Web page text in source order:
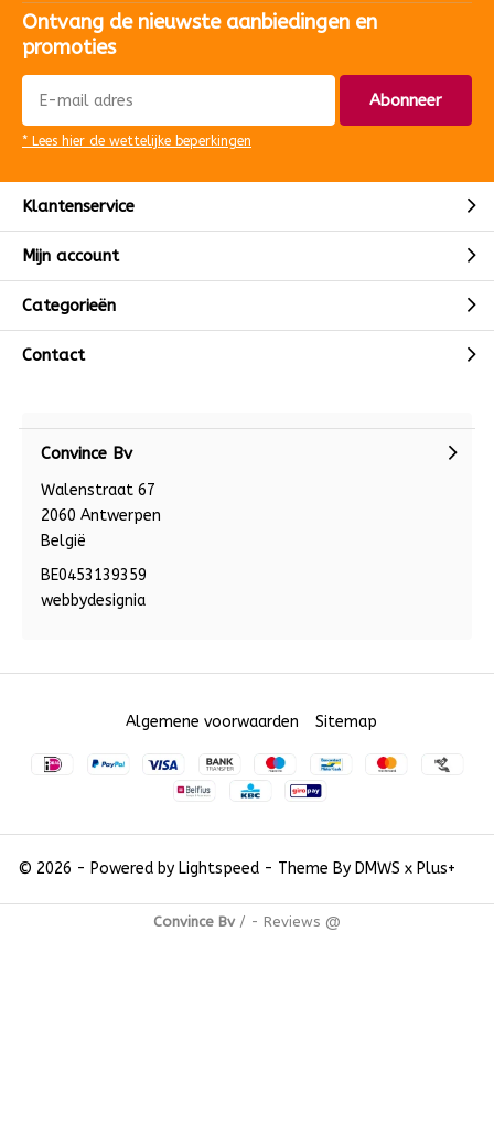
Ontvang de nieuwste aanbiedingen en
promoties
Abonneer
* Lees hier de wettelijke beperkingen
Klantenservice
Mijn account
Categorieën
Contact
Convince Bv
Walenstraat 67
2060 Antwerpen
België
BE0453139359
webbydesignia
© 2026 - Powered by Lightspeed- Theme By DMWS x Plus+
Algemene voorwaarden Sitemap
Convince Bv/ - Reviews @